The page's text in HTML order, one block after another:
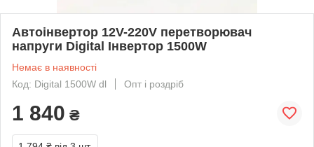
Автоінвертор 12V-220V перетворювач
напруги Digital Інвертор 1500W
Немає в наявності
Код: Digital 1500W dl
Опт і роздріб
1 840 ₴